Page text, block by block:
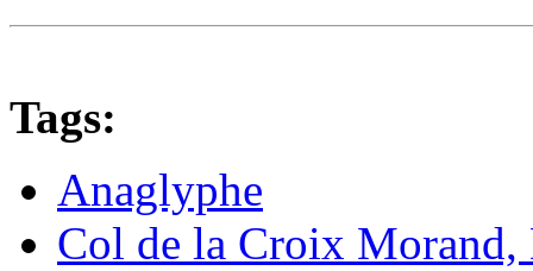
Tags:
Anaglyphe
Col de la Croix Morand,